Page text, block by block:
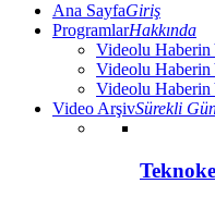
Ana SayfaGiriş
ProgramlarHakkında
Videolu
Videolu
Videolu
Video ArşivSürekli